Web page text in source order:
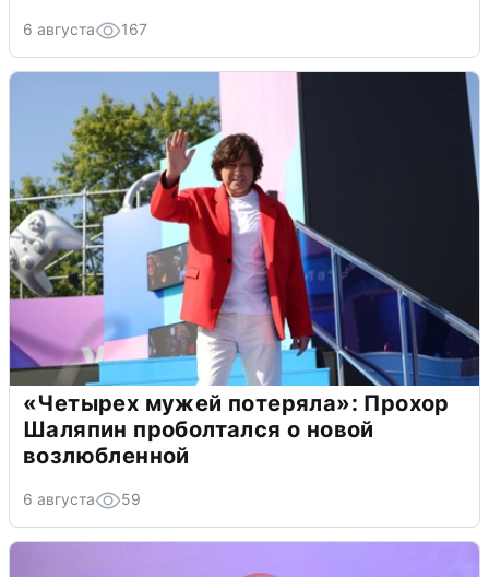
6 августа 167
«Четырех мужей потеряла»: Прохор
Шаляпин проболтался о новой
возлюбленной
6 августа 59